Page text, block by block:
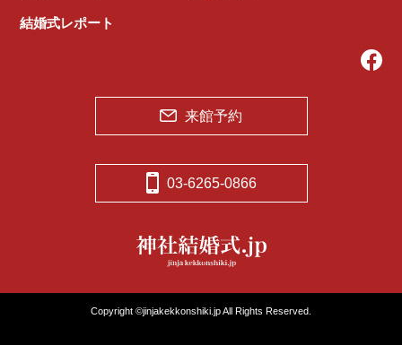
結婚式レポート
来館予約
03-6265-0866
Copyright ©jinjakekkonshiki.jp All Rights Reserved.